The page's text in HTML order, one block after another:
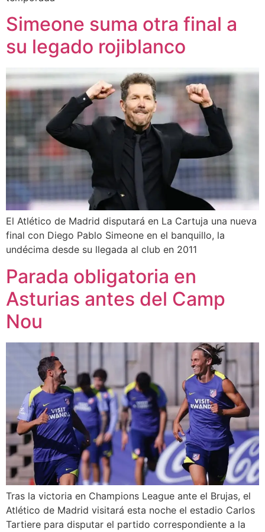
Simeone suma otra final a
su legado rojiblanco
El Atlético de Madrid disputará en La Cartuja una nueva
final con Diego Pablo Simeone en el banquillo, la
undécima desde su llegada al club en 2011
Parada obligatoria en
Asturias antes del Camp
Nou
Tras la victoria en Champions League ante el Brujas, el
Atlético de Madrid visitará esta noche el estadio Carlos
Tartiere para disputar el partido correspondiente a la